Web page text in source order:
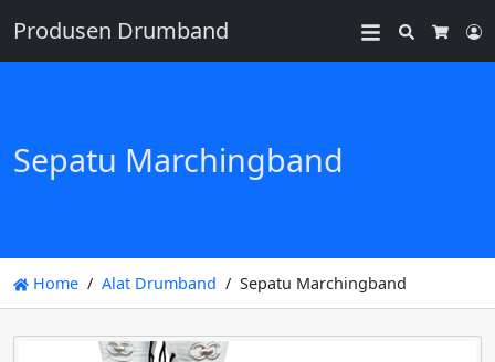
Produsen Drumband
Search
Sepatu Marchingband
Home Alat Drumband Sepatu Marchingband